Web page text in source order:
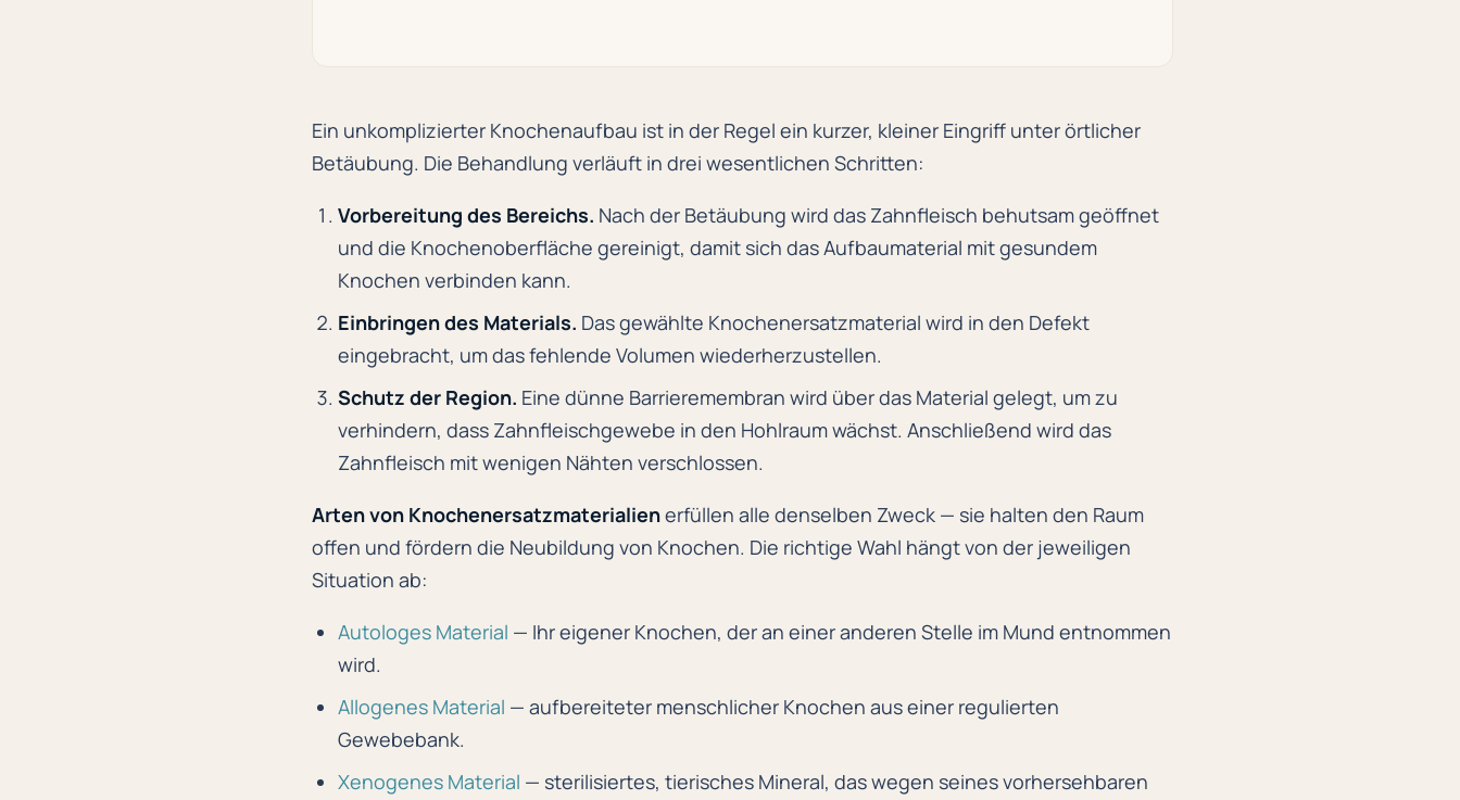
Ein unkomplizierter Knochenaufbau ist in der Regel ein kurzer, kleiner Eingriff unter örtlicher
Betäubung. Die Behandlung verläuft in drei wesentlichen Schritten:
Vorbereitung des Bereichs. Nach der Betäubung wird das Zahnfleisch behutsam geöffnet
und die Knochenoberfläche gereinigt, damit sich das Aufbaumaterial mit gesundem
Knochen verbinden kann.
Einbringen des Materials. Das gewählte Knochenersatzmaterial wird in den Defekt
eingebracht, um das fehlende Volumen wiederherzustellen.
Schutz der Region. Eine dünne Barrieremembran wird über das Material gelegt, um zu
verhindern, dass Zahnfleischgewebe in den Hohlraum wächst. Anschließend wird das
Zahnfleisch mit wenigen Nähten verschlossen.
Arten von Knochenersatzmaterialienerfüllen alle denselben Zweck — sie halten den Raum
offen und fördern die Neubildung von Knochen. Die richtige Wahl hängt von der jeweiligen
Situation ab:
Autologes Material — Ihr eigener Knochen, der an einer anderen Stelle im Mund entnommen
wird.
Allogenes Material — aufbereiteter menschlicher Knochen aus einer regulierten
Gewebebank.
Xenogenes Material — sterilisiertes, tierisches Mineral, das wegen seines vorhersehbaren